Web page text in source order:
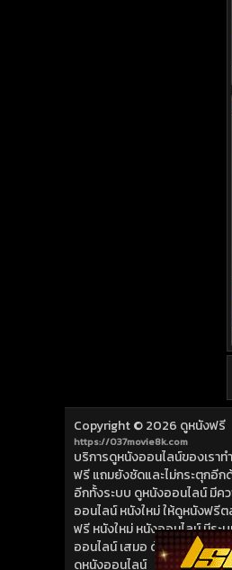
Copyright © 2026 ดูหนังฟรี
https://037movie8k.com
บริการดูหนังออนไลน์ของเรา
ฟรี แถมยังชัดและไม่กระตุกอีก
อีกทั้งระบบ ดูหนังออนไลน์ มีค
ออนไลน์ หนังใหม่ ให้ดูหนังฟรี
ฟรี หนังใหม่ หนังออนไลน์ มีระ
ออนไลน์ เสมอ ด้วย หนังใหม่ ที่
ดูหนังออนไลน์